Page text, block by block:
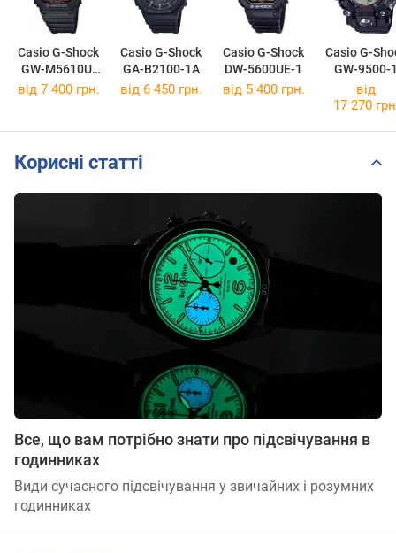
Casio G-Shock
GW-M5610U-
1E
Casio G-Shock
GA-B2100-1A
Casio G-Shock
DW-5600UE-1
Casio G-
GW-9500-
від 7 400 грн. від 6 450 грн. від 5 400 грн.
від
17 270
Корисні статті
Все, що вам потрібно знати про підсвічування в
годинниках
Види сучасного підсвічування у звичайних і розумних
годинниках